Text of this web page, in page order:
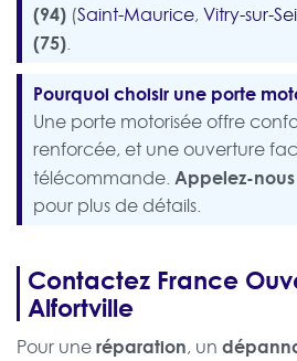
(94) (Saint-Maurice, Vitry-sur-
(75).
Pourquoi choisir une porte
Une porte motorisée offre
renforcée, et une ouverture
télécommande.Appelez-
pour plus de détails.
Contactez France
Alfortville
Pour uneréparation, un